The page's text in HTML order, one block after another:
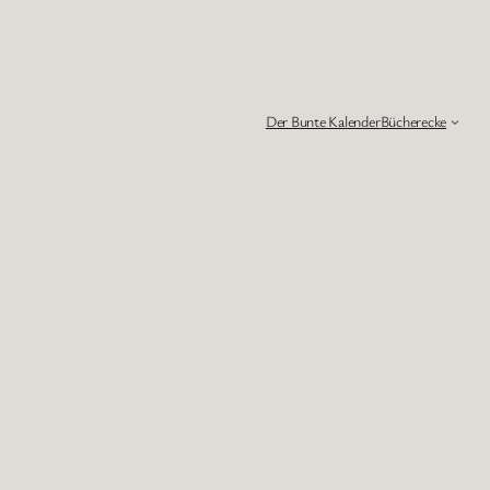
Der Bunte KalenderBücherecke